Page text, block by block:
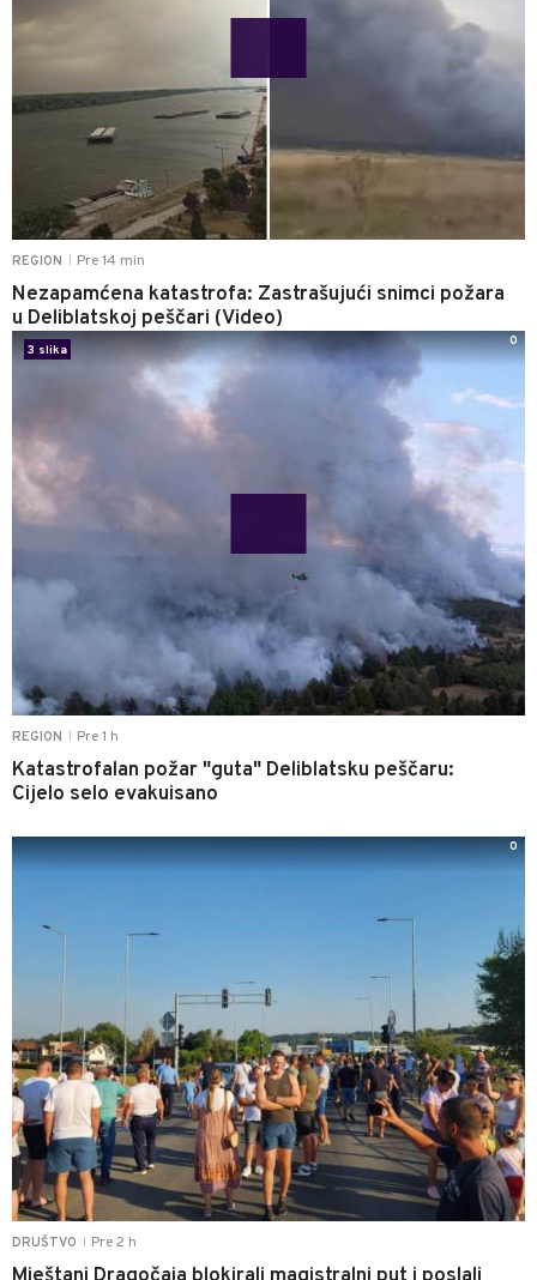
REGION Pre 14 min
Nezapamćena katastrofa: Zastrašujući snimci požara
u Deliblatskoj peščari (Video)
REGION Pre 1 h
Katastrofalan požar "guta" Deliblatsku peščaru:
Cijelo selo evakuisano
3 slika
0
DRUŠTVO Pre 2 h
0